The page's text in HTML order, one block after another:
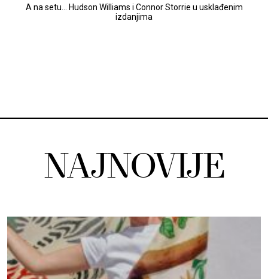
A na setu... Hudson Williams i Connor Storrie u usklađenim
izdanjima
NAJNOVIJE